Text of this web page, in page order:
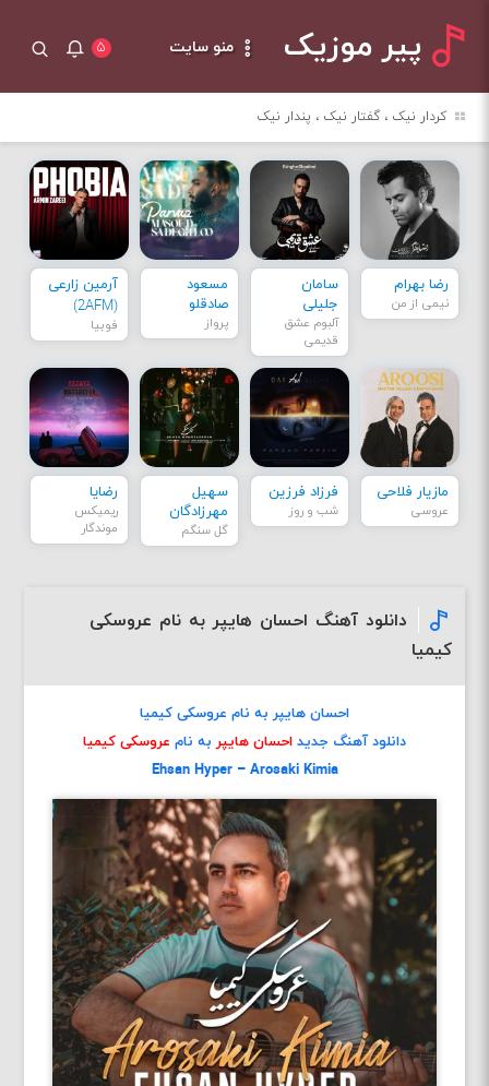
پیر موزیک منو سایت ۵
کردار نیک ، گفتار نیک ، پندار نیک
رضا بهرام
نیمی از من
سامان
جلیلی
آلبوم عشق
قدیمی
مسعود
صادقلو
پرواز
آرمین زارعی
(2AFM)
فوبیا
مازیار فلاحی
عروسی
فرزاد فرزین
شب و روز
سهیل
مهرزادگان
گل سنگم
رضایا
ریمیکس
موندگار
دانلود آهنگ احسان هایپر به نام عروسکی
کیمیا
احسان هایپر به نام عروسکی کیمیا
دانلود آهنگ جدید احسان هایپر به نام عروسکی کیمیا
Ehsan Hyper – Arosaki Kimia